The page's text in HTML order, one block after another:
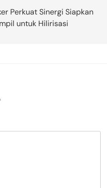
Perkuat Sinergi Siapkan
untuk Hilirisasi